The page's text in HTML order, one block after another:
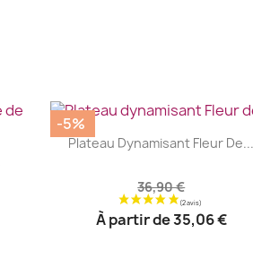
| 
Plateau Dynamisant Fleur De...
36,90 €
À partir de35,06 €
-5%